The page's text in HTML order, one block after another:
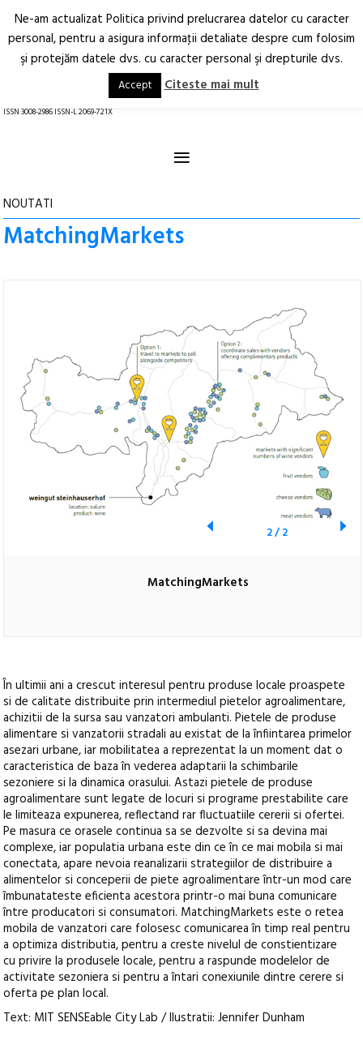
Arhitectură.
Oraș.
RO EN
ISSN 3008-2986 ISSN-L 2069-721X
≡
NOUTATI
MatchingMarkets
MatchingMarkets
2/2
În ultimii ani a crescut interesul pentru produse locale proaspete
si de calitate distribuite prin intermediul pietelor agroalimentare,
achizitii de la sursa sau vanzatori ambulanti. Pietele de produse
alimentare si vanzatorii stradali au existat de la înfiintarea primelor
asezari urbane, iar mobilitatea a reprezentat la un moment dat o
caracteristica de baza în vederea adaptarii la schimbarile
sezoniere si la dinamica orasului. Astazi pietele de produse
agroalimentare sunt legate de locuri si programe prestabilite care
le limiteaza expunerea, reflectand rar fluctuatiile cererii si ofertei.
Pe masura ce orasele continua sa se dezvolte si sa devina mai
complexe, iar populatia urbana este din ce în ce mai mobila si mai
conectata, apare nevoia reanalizarii strategiilor de distribuire a
alimentelor si conceperii de piete agroalimentare într-un mod care
îmbunatateste eficienta acestora printr-o mai buna comunicare
între producatori si consumatori. MatchingMarkets este o retea
mobila de vanzatori care folosesc comunicarea în timp real pentru
a optimiza distributia, pentru a creste nivelul de constientizare
cu privire la produsele locale, pentru a raspunde modelelor de
activitate sezoniera si pentru a întari conexiunile dintre cerere si
oferta pe plan local.
Text: MIT SENSEable City Lab / Ilustratii: Jennifer Dunham
Ne-am actualizat Politica privind prelucrarea datelor cu caracter
personal, pentru a asigura informaţii detaliate despre cum folosim
şi protejăm datele dvs. cu caracter personal şi drepturile dvs.
Accept Citeste mai mult